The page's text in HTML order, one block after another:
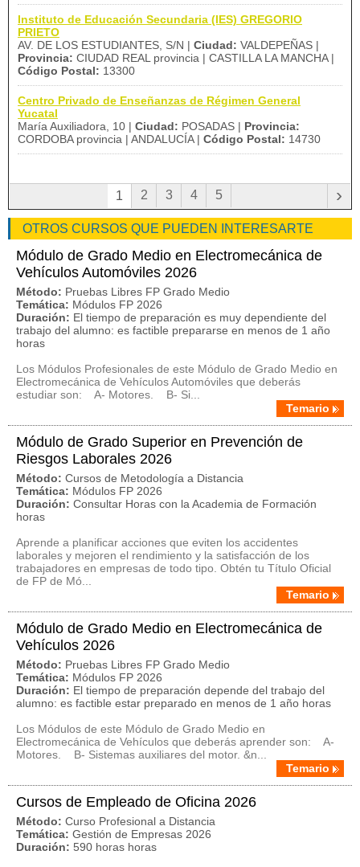
Instituto de Educación Secundaria (IES) GREGORIO
PRIETO
AV. DE LOS ESTUDIANTES, S/N | Ciudad: VALDEPEÑAS |
Provincia: CIUDAD REAL provincia | CASTILLA LA MANCHA |
Código Postal: 13300
Centro Privado de Enseñanzas de Régimen General
Yucatal
María Auxiliadora, 10 | Ciudad: POSADAS | Provincia:
CORDOBA provincia | ANDALUCÍA | Código Postal: 14730
1 2 3 4 5 ›
OTROS CURSOS QUE PUEDEN INTERESARTE
Módulo de Grado Medio en Electromecánica de
Vehículos Automóviles 2026
Método: Pruebas Libres FP Grado Medio
Temática: Módulos FP 2026
Duración: El tiempo de preparación es muy dependiente del
trabajo del alumno: es factible prepararse en menos de 1 año
horas
Los Módulos Profesionales de este Módulo de Grado Medio en
Electromecánica de Vehículos Automóviles que deberás
estudiar son: A- Motores. B- Si...
Temario
Módulo de Grado Superior en Prevención de
Riesgos Laborales 2026
Método: Cursos de Metodología a Distancia
Temática: Módulos FP 2026
Duración: Consultar Horas con la Academia de Formación
horas
Aprende a planificar acciones que eviten los accidentes
laborales y mejoren el rendimiento y la satisfacción de los
trabajadores en empresas de todo tipo. Obtén tu Título Oficial
de FP de Mó...
Temario
Módulo de Grado Medio en Electromecánica de
Vehículos 2026
Método: Pruebas Libres FP Grado Medio
Temática: Módulos FP 2026
Duración: El tiempo de preparación depende del trabajo del
alumno: es factible estar preparado en menos de 1 año horas
Los Módulos de este Módulo de Grado Medio en
Electromecánica de Vehículos que deberás aprender son: A-
Motores. B- Sistemas auxiliares del motor. &n...
Temario
Cursos de Empleado de Oficina 2026
Método: Curso Profesional a Distancia
Temática: Gestión de Empresas 2026
Duración: 590 horas horas